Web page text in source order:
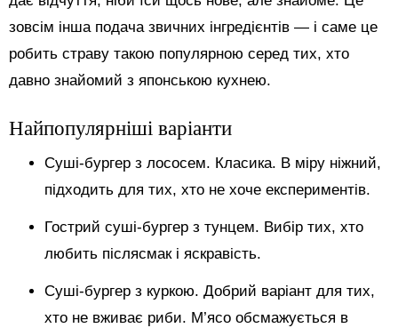
зовсім інша подача звичних інгредієнтів — і саме це
робить страву такою популярною серед тих, хто
давно знайомий з японською кухнею.
Найпопулярніші варіанти
Суші-бургер з лососем. Класика. В міру ніжний,
підходить для тих, хто не хоче експериментів.
Гострий суші-бургер з тунцем. Вибір тих, хто
любить післясмак і яскравість.
Суші-бургер з куркою. Добрий варіант для тих,
хто не вживає риби. М’ясо обсмажується в